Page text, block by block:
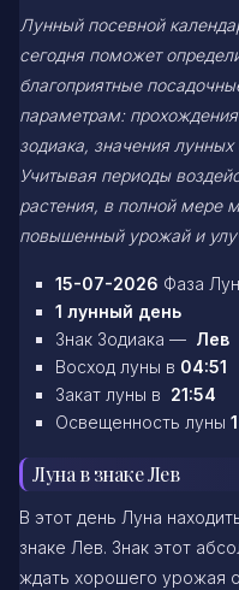
Лунный посевной
сегодня поможет
благоприятные
параметрам:
зодиака, значения
Учитывая периоды
растения, в полной мере
повышенный урожай и
15-07-2026 Фаза
1 лунный день
Знак Зодиака — Лев
Восход луны в 04:51
Закат луны в 21:54
Освещенность луны 1
Луна в знаке Лев
В этот день Луна
знаке Лев. Знак этот
ждать хорошего урожая